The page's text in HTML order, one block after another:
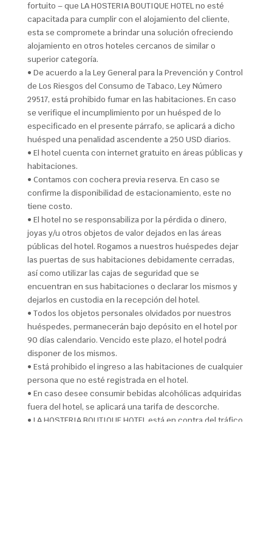
fortuito – que LA HOSTERIA BOUTIQUE HOTEL no esté
capacitada para cumplir con el alojamiento del cliente,
esta se compromete a brindar una solución ofreciendo
alojamiento en otros hoteles cercanos de similar o
superior categoría.
• De acuerdo a la Ley General para la Prevención y Control
de Los Riesgos del Consumo de Tabaco, Ley Número
29517, está prohibido fumar en las habitaciones. En caso
se verifique el incumplimiento por un huésped de lo
especificado en el presente párrafo, se aplicará a dicho
huésped una penalidad ascendente a 250 USD diarios.
• El hotel cuenta con internet gratuito en áreas públicas y
habitaciones.
• Contamos con cochera previa reserva. En caso se
confirme la disponibilidad de estacionamiento, este no
tiene costo.
• El hotel no se responsabiliza por la pérdida o dinero,
joyas y/u otros objetos de valor dejados en las áreas
públicas del hotel. Rogamos a nuestros huéspedes dejar
las puertas de sus habitaciones debidamente cerradas,
así como utilizar las cajas de seguridad que se
encuentran en sus habitaciones o declarar los mismos y
dejarlos en custodia en la recepción del hotel.
• Todos los objetos personales olvidados por nuestros
huéspedes, permanecerán bajo depósito en el hotel por
90 días calendario. Vencido este plazo, el hotel podrá
disponer de los mismos.
• Está prohibido el ingreso a las habitaciones de cualquier
persona que no esté registrada en el hotel.
• En caso desee consumir bebidas alcohólicas adquiridas
fuera del hotel, se aplicará una tarifa de descorche.
• LA HOSTERIA BOUTIQUE HOTEL está en contra del tráfico